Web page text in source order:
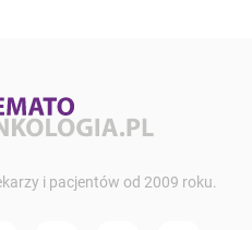
i pacjentów od 2009 roku.